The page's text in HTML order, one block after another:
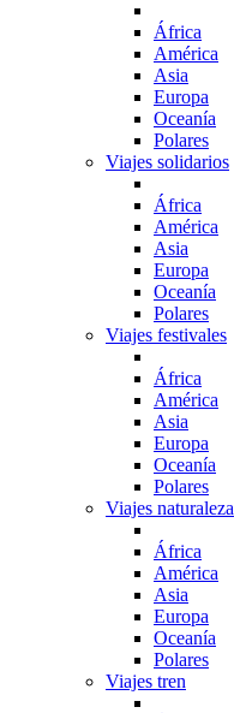
África
América
Asia
Europa
Oceanía
Polares
Viajes solidarios
África
América
Asia
Europa
Oceanía
Polares
Viajes festivales
África
América
Asia
Europa
Oceanía
Polares
Viajes naturaleza
África
América
Asia
Europa
Oceanía
Polares
Viajes tren